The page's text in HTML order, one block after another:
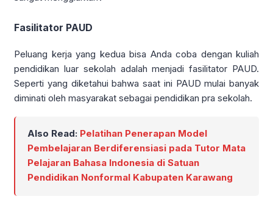
Fasilitator PAUD
Peluang kerja yang kedua bisa Anda coba dengan kuliah
pendidikan luar sekolah adalah menjadi fasilitator PAUD.
Seperti yang diketahui bahwa saat ini PAUD mulai banyak
diminati oleh masyarakat sebagai pendidikan pra sekolah.
Also Read: Pelatihan Penerapan Model
Pembelajaran Berdiferensiasi pada Tutor Mata
Pelajaran Bahasa Indonesia di Satuan
Pendidikan Nonformal Kabupaten Karawang